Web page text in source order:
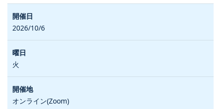
2026/10/6
火
オンライン(Zoom)